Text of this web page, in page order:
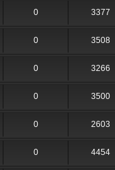
0 3377
0 3508
0 3266
0 3500
0 2603
0 4454